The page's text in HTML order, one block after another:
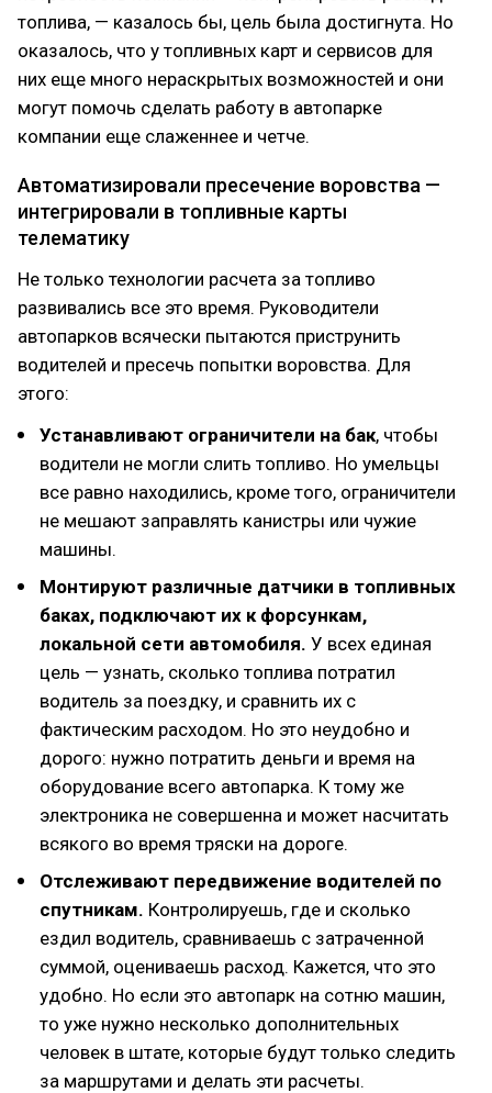
топлива, — казалось бы, цель была достигнута. Но
оказалось, что у топливных карт и сервисов для
них еще много нераскрытых возможностей и они
могут помочь сделать работу в автопарке
компании еще слаженнее и четче.
Автоматизировали пресечение воровства —
интегрировали в топливные карты
телематику
Не только технологии расчета за топливо
развивались все это время. Руководители
автопарков всячески пытаются приструнить
водителей и пресечь попытки воровства. Для
этого:
Устанавливают ограничители на бак, чтобы
водители не могли слить топливо. Но умельцы
все равно находились, кроме того, ограничители
не мешают заправлять канистры или чужие
машины.
Монтируют различные датчики в топливных
баках, подключают их к форсункам,
локальной сети автомобиля. У всех единая
цель — узнать, сколько топлива потратил
водитель за поездку, и сравнить их с
фактическим расходом. Но это неудобно и
дорого: нужно потратить деньги и время на
оборудование всего автопарка. К тому же
электроника не совершенна и может насчитать
всякого во время тряски на дороге.
Отслеживают передвижение водителей по
спутникам. Контролируешь, где и сколько
ездил водитель, сравниваешь с затраченной
суммой, оцениваешь расход. Кажется, что это
удобно. Но если это автопарк на сотню машин,
то уже нужно несколько дополнительных
человек в штате, которые будут только следить
за маршрутами и делать эти расчеты.